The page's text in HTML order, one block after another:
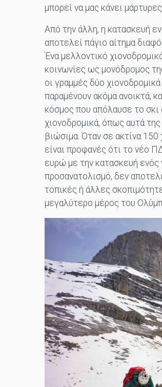
μπορεί να μας κάνει
Από την άλλη, η κατασκευή
αποτελεί πάγιο αίτημα
Ένα μελλοντικό
κοινωνίες ως μονόδρομος
οι γραμμές δύο
παραμένουν ακόμα ανοικτά,
κόσμος που απόλαυσε το σκι
χιονοδρομικά, όπως αυτά
βιώσιμα. Όταν σε ακτίνα
είναι προφανές ότι το νέο
ευρώ με την κατασκευή ενός
προσανατολισμό, δεν
τοπικές ή άλλες
μεγαλύτερο μέρος του